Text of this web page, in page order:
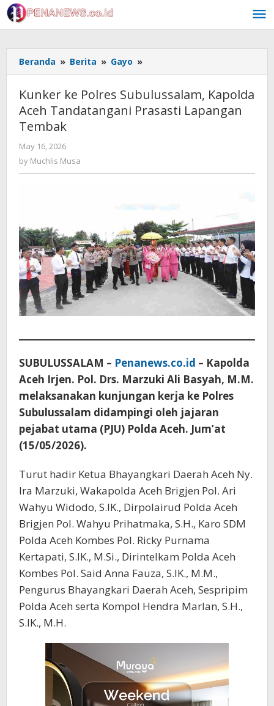
Skip
to
content
Beranda » Berita » Gayo »
ke
Subulussalam,
Kapolda
Tembak
Kunker ke Polres Subulussalam, Kapolda
Aceh Tandatangani Prasasti Lapangan
Tembak
May 16, 2026
by Muchlis Musa
SUBULUSSALAM – Penanews.co.id – Kapolda
Aceh Irjen. Pol. Drs. Marzuki Ali Basyah, M.M.
melaksanakan kunjungan kerja ke Polres
Subulussalam didampingi oleh jajaran
pejabat utama (PJU) Polda Aceh. Jum’at
(15/05/2026).
Turut hadir Ketua Bhayangkari Daerah Aceh Ny.
Ira Marzuki, Wakapolda Aceh Brigjen Pol. Ari
Wahyu Widodo, S.IK., Dirpolairud Polda Aceh
Brigjen Pol. Wahyu Prihatmaka, S.H., Karo SDM
Polda Aceh Kombes Pol. Ricky Purnama
Kertapati, S.IK., M.Si., Dirintelkam Polda Aceh
Kombes Pol. Said Anna Fauza, S.IK., M.M.,
Pengurus Bhayangkari Daerah Aceh, Sespripim
Polda Aceh serta Kompol Hendra Marlan, S.H.,
S.IK., M.H.